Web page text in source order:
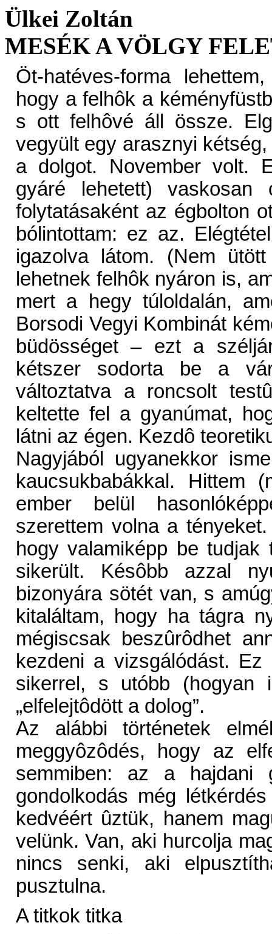
Ülkei Zoltán
MESÉK A VÖLGY
Öt-hatéves-forma
hogy a felhôk a
s ott felhôvé áll össze.
vegyült egy arasznyi
a dolgot. November volt.
gyáré lehetett)
folytatásaként az égbolton
bólintottam: ez az.
igazolva látom. (Nem
lehetnek felhôk nyáron is,
mert a hegy túloldalán,
Borsodi Vegyi Kombinát
büdösséget – ezt a
kétszer sodorta be a
változtatva a roncsolt
keltette fel a gyanúmat,
látni az égen. Kezdô
Nagyjából ugyanekkor
kaucsukbabákkal. Hittem
ember belül
szerettem volna a
hogy valamiképp be
sikerült. Késôbb azzal
bizonyára sötét van, s
kitaláltam, hogy ha tágra
mégiscsak beszûrôdhet
kezdeni a vizsgálódást.
sikerrel, s utóbb (hogyan
„elfelejtôdött a dolog”.
Az alábbi történetek
meggyôzôdés, hogy az
semmiben: az a
gondolkodás még
kedvéért ûztük, hanem
velünk. Van, aki hurcolja
nincs senki, aki
pusztulna.
A titkok titka